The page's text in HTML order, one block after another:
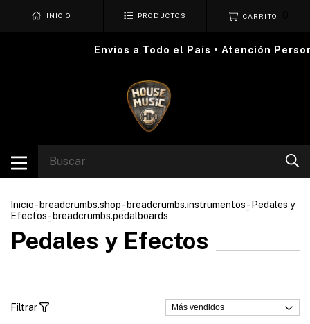
INICIO PRODUCTOS CARRITO
Envíos a Todo el País • Atención
Inicio- breadcrumbs.shop- breadcrumbs.instrumentos- Pedales y
Efectos- breadcrumbs.pedalboards
Pedales y Efectos
Filtrar